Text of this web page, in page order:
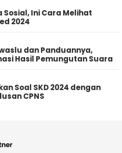
Sosial, Ini Cara Melihat
2024
dan Panduannya,
Hasil Pemungutan Suara
Soal SKD 2024 dengan
CPNS